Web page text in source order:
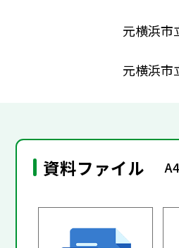
元横浜
元横浜
資料ファイル